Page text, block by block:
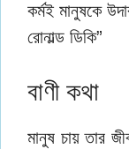
কর্মই মানুষকে
রােনাল্ড ডিকি”
বাণী কথা
মানুষ চায় তার